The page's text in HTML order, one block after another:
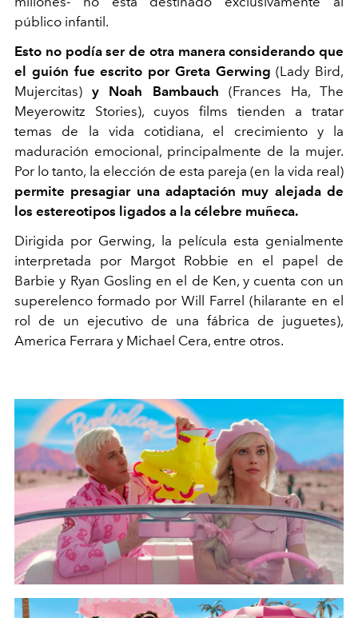
público infantil.
Esto no podía ser de otra manera considerando que
el guión fue escrito por Greta Gerwing (Lady Bird,
Mujercitas)y Noah Bambauch (Frances Ha, The
Meyerowitz Stories), cuyos films tienden a tratar
temas de la vida cotidiana, el crecimiento y la
maduración emocional, principalmente de la mujer.
Por lo tanto, la elección de esta pareja (en la vida real)
permite presagiar una adaptación muy alejada de
los estereotipos ligados a la célebre muñeca.
Dirigida por Gerwing, la película esta genialmente
interpretada por Margot Robbie en el papel de
Barbie y Ryan Gosling en el de Ken, y cuenta con un
superelenco formado por Will Farrel (hilarante en el
rol de un ejecutivo de una fábrica de juguetes),
America Ferrara y Michael Cera, entre otros.